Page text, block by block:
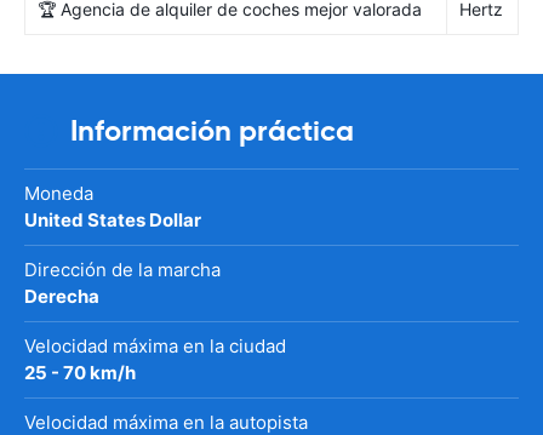
🏆 Agencia de alquiler de coches mejor valorada Hertz
Información práctica
Moneda
United States Dollar
Dirección de la marcha
Derecha
Velocidad máxima en la ciudad
25 - 70 km/h
Velocidad máxima en la autopista